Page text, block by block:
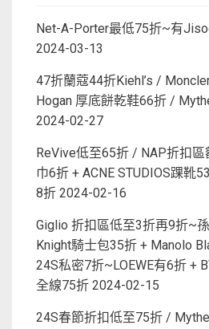
Net-A-Porter最低75折~有
2024-03-13
47折蘭蔻44折Kiehl’s /
Hogan 厚底餅乾鞋66折 /
2024-02-27
ReVive低至65折 / NAP折扣
巾6折 + ACNE STUDIOS踝靴
8折 2024-02-16
Giglio 折扣區低至3折再9折~
Knight騎士包35折 + Manolo
24S私密7折~LOEWE有6折 +
全線75折 2024-02-15
24S春節折扣低至75折 /